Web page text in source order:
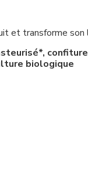
et transforme
biologique